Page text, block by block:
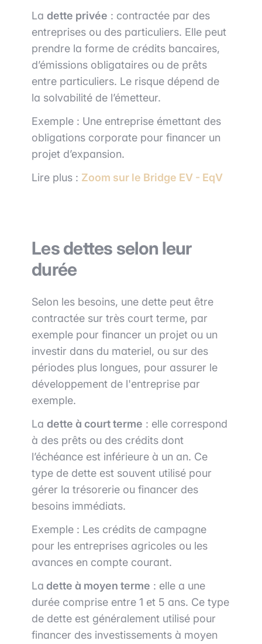
La dette privée : contractée par des
entreprises ou des particuliers. Elle peut
prendre la forme de crédits bancaires,
d’émissions obligataires ou de prêts
entre particuliers. Le risque dépend de
la solvabilité de l’émetteur.
Exemple : Une entreprise émettant des
obligations corporate pour financer un
projet d’expansion.
Lire plus : Zoom sur le Bridge EV - EqV
Les dettes selon leur
durée
Selon les besoins, une dette peut être
contractée sur très court terme, par
exemple pour financer un projet ou un
investir dans du materiel, ou sur des
périodes plus longues, pour assurer le
développement de l'entreprise par
exemple.
La dette à court terme : elle correspond
à des prêts ou des crédits dont
l’échéance est inférieure à un an. Ce
type de dette est souvent utilisé pour
gérer la trésorerie ou financer des
besoins immédiats.
Exemple : Les crédits de campagne
pour les entreprises agricoles ou les
avances en compte courant.
La dette à moyen terme : elle a une
durée comprise entre 1 et 5 ans. Ce type
de dette est généralement utilisé pour
financer des investissements à moyen